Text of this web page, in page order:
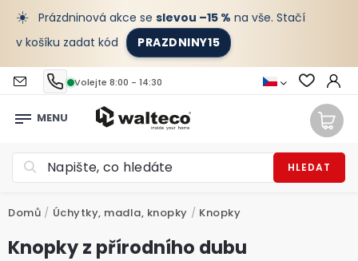
☀️ Prázdninová akce se slevou –15 % na vše. Stačí
v košíku zadat kód
PRAZDNINY15
Volejte 8:00 - 14:30
HLEDAT
Domů / Úchytky, madla, knopky / Knopky
Knopky z přírodního dubu